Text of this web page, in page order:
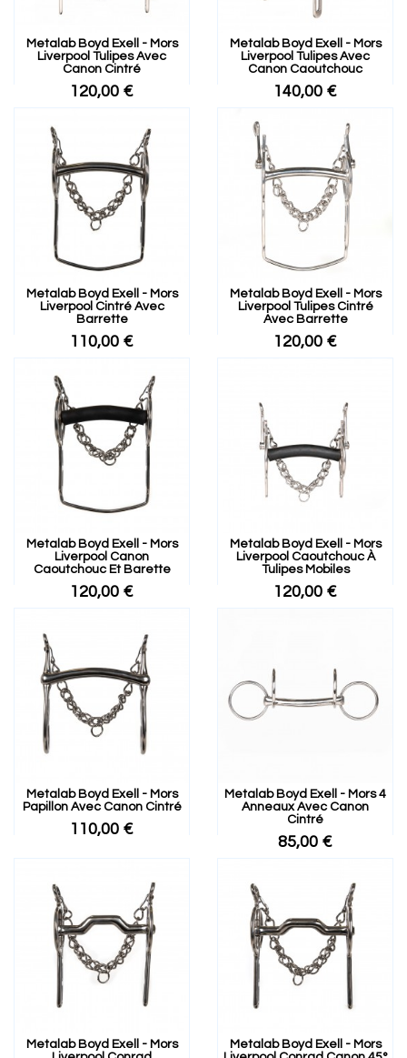
Metalab Boyd Exell - Mors
Liverpool Tulipes Avec
Canon Cintré
120,00 €
Metalab Boyd Exell - Mors
Liverpool Tulipes Avec
Canon Caoutchouc
140,00 €
Metalab Boyd Exell - Mors
Liverpool Cintré Avec
Barrette
110,00 €
Metalab Boyd Exell - Mors
Liverpool Tulipes Cintré
Avec Barrette
120,00 €
Metalab Boyd Exell - Mors
Liverpool Canon
Caoutchouc Et Barette
120,00 €
Metalab Boyd Exell - Mors
Liverpool Caoutchouc À
Tulipes Mobiles
120,00 €
Metalab Boyd Exell - Mors
Papillon Avec Canon Cintré
110,00 €
Metalab Boyd Exell - Mors 4
Anneaux Avec Canon
Cintré
85,00 €
Metalab Boyd Exell - Mors
Metalab Boyd Exell - Mors